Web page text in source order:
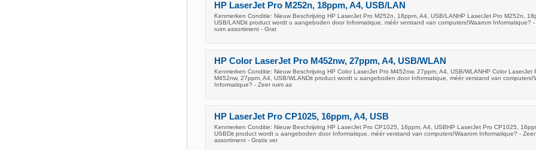
HP LaserJet Pro M252n, 18ppm, A4, USB/LAN
Kenmerken Conditie: Nieuw Beschrijving HP LaserJet Pro M252n, 18ppm, A4, USB/LANHP LaserJet Pro M252n,
USB/LANDit product wordt u aangeboden door Informatique, méér verstand van computers!Waarom Informatique? -
ruim assortiment - Grat
HP Color LaserJet Pro M452nw, 27ppm, A4, USB/WLAN
Kenmerken Conditie: Nieuw Beschrijving HP Color LaserJet Pro M452nw, 27ppm, A4, USB/WLANHP Color LaserJet
M452nw, 27ppm, A4, USB/WLANDit product wordt u aangeboden door Informatique, méér verstand van
Informatique? - Zeer ruim as
HP LaserJet Pro CP1025, 16ppm, A4, USB
Kenmerken Conditie: Nieuw Beschrijving HP LaserJet Pro CP1025, 16ppm, A4, USBHP LaserJet Pro CP1025,
USBDit product wordt u aangeboden door Informatique, méér verstand van computers!Waarom Informatique? - Zeer
assortiment - Gratis ver